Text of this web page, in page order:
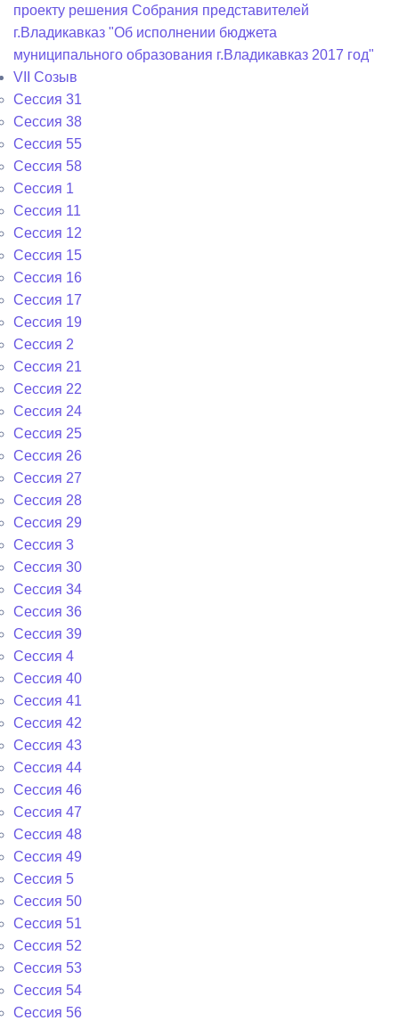
проекту решения Собрания представителей
г.Владикавказ "Об исполнении бюджета
муниципального образования г.Владикавказ 2017 год"
VII Созыв
Сессия 31
Сессия 38
Сессия 55
Сессия 58
Сессия 1
Сессия 11
Сессия 12
Сессия 15
Сессия 16
Сессия 17
Сессия 19
Сессия 2
Сессия 21
Сессия 22
Сессия 24
Сессия 25
Сессия 26
Сессия 27
Сессия 28
Сессия 29
Сессия 3
Сессия 30
Сессия 34
Сессия 36
Сессия 39
Сессия 4
Сессия 40
Сессия 41
Сессия 42
Сессия 43
Сессия 44
Сессия 46
Сессия 47
Сессия 48
Сессия 49
Сессия 5
Сессия 50
Сессия 51
Сессия 52
Сессия 53
Сессия 54
Сессия 56